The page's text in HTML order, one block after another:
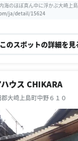
海のほぼ真ん中に浮かぶ大崎上島
ja/detail/15624
このスポットの詳細を見
ウス CHIKARA
大崎上島町中野６１０